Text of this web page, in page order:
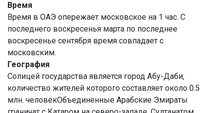
Время
Время в ОАЭ опережает московское на 1 час. С
последнего воскресенья марта по последнее
воскресенье сентября время совпадает с
московским.
География
Солицей государства является город Абу-Даби,
количество жителей которого составляет около 0.5
млн. человекОбъединенные Арабские Эмираты